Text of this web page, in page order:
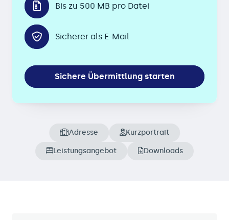
Bis zu 500 MB pro Datei
Sicherer als E-Mail
Sichere Übermittlung starten
Adresse Kurzportrait
Leistungsangebot Downloads